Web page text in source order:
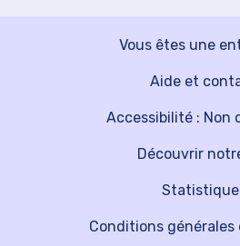
Vous êtes une
Découvrir
Aide et
Accessibilité : Non
Conditions